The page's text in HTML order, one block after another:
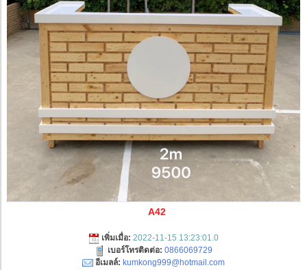
A42
เพิ่มเมื่อ: 2022-11-15 13:23:01.0
เบอร์โทรติดต่อ: 0866069729
อีเมลล์: kumkong999@hotmail.com